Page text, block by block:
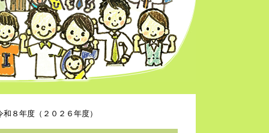
和８年度（２０２６年度）